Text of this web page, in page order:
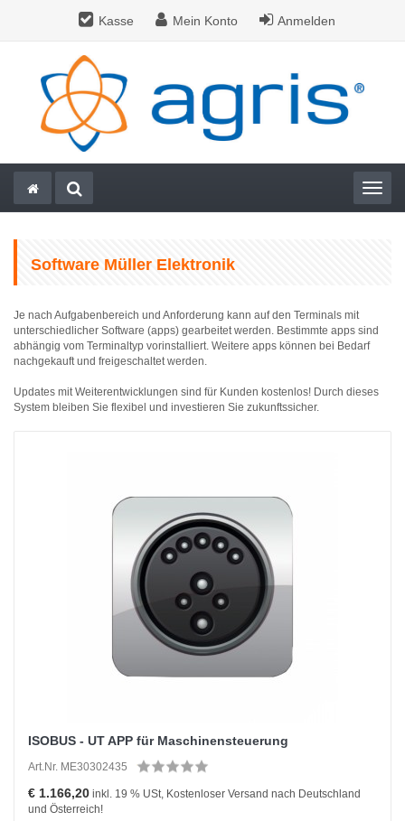
Kasse Mein Konto Anmelden
Software Müller Elektronik
Je nach Aufgabenbereich und Anforderung kann auf den Terminals mit
unterschiedlicher Software (apps) gearbeitet werden. Bestimmte apps sind
abhängig vom Terminaltyp vorinstalliert. Weitere apps können bei Bedarf
nachgekauft und freigeschaltet werden.
Updates mit Weiterentwicklungen sind für Kunden kostenlos! Durch dieses
System bleiben Sie flexibel und investieren Sie zukunftssicher.
ISOBUS - UT APP für Maschinensteuerung
Art.Nr. ME30302435
€ 1.166,20 inkl. 19 % USt, Kostenloser Versand nach Deutschland
und Österreich!